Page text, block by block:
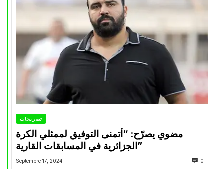
تصريحات
مضوي يصرّح: “أتمنى التوفيق لممثلي الكرة
الجزائرية في المسابقات القارية”
Septembre 17, 2024 0